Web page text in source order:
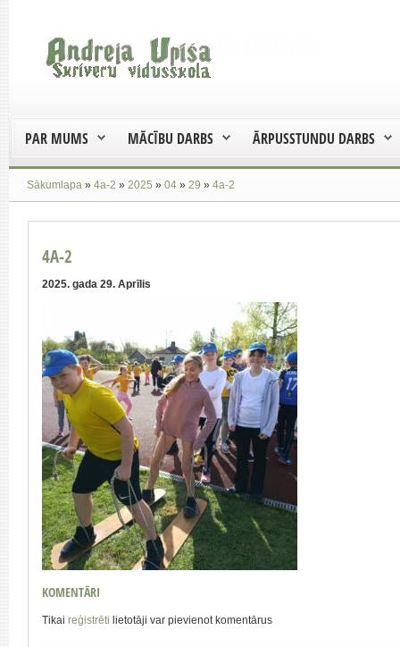
PAR MUMS MĀCĪBU DARBS ĀRPUSSTUNDU DARBS
Sākumlapa » 4a-2 » 2025 » 04 » 29 » 4a-2
4A-2
2025. gada 29. Aprīlis
KOMENTĀRI
Tikai reģistrēti lietotāji var pievienot komentārus